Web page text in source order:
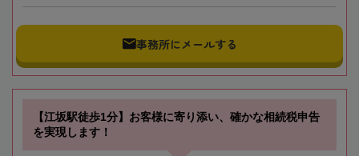
事務所にメールする
【江坂駅徒歩1分】お客様に寄り添い、確かな相続税申告
を実現します！